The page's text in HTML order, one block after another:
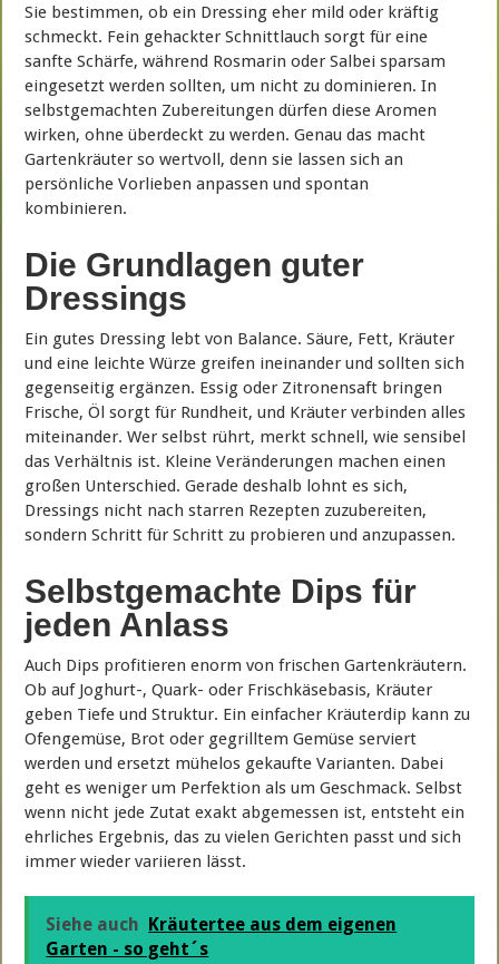
Sie bestimmen, ob ein Dressing eher mild oder kräftig
schmeckt. Fein gehackter Schnittlauch sorgt für eine
sanfte Schärfe, während Rosmarin oder Salbei sparsam
eingesetzt werden sollten, um nicht zu dominieren. In
selbstgemachten Zubereitungen dürfen diese Aromen
wirken, ohne überdeckt zu werden. Genau das macht
Gartenkräuter so wertvoll, denn sie lassen sich an
persönliche Vorlieben anpassen und spontan
kombinieren.
Die Grundlagen guter
Dressings
Ein gutes Dressing lebt von Balance. Säure, Fett, Kräuter
und eine leichte Würze greifen ineinander und sollten sich
gegenseitig ergänzen. Essig oder Zitronensaft bringen
Frische, Öl sorgt für Rundheit, und Kräuter verbinden alles
miteinander. Wer selbst rührt, merkt schnell, wie sensibel
das Verhältnis ist. Kleine Veränderungen machen einen
großen Unterschied. Gerade deshalb lohnt es sich,
Dressings nicht nach starren Rezepten zuzubereiten,
sondern Schritt für Schritt zu probieren und anzupassen.
Selbstgemachte Dips für
jeden Anlass
Auch Dips profitieren enorm von frischen Gartenkräutern.
Ob auf Joghurt-, Quark- oder Frischkäsebasis, Kräuter
geben Tiefe und Struktur. Ein einfacher Kräuterdip kann zu
Ofengemüse, Brot oder gegrilltem Gemüse serviert
werden und ersetzt mühelos gekaufte Varianten. Dabei
geht es weniger um Perfektion als um Geschmack. Selbst
wenn nicht jede Zutat exakt abgemessen ist, entsteht ein
ehrliches Ergebnis, das zu vielen Gerichten passt und sich
immer wieder variieren lässt.
Siehe auch
Kräutertee aus dem eigenen
Garten - so geht´s